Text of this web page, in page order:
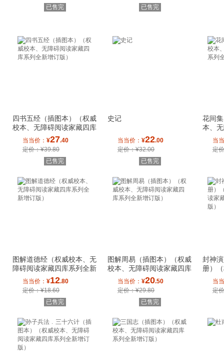
已售完
已售完
四书五经（插图本）（权威
校本、无障碍阅读家藏四库
系列全新增订
当当价： ¥27.40
定价：¥39.80
已售完
史记
当当价： ¥22.00
定价：¥32.00
已售完
花间
本、
列全
当
定
图解道德经（权威校本、无
障碍阅读家藏四库系列全新
增订版）
当当价： ¥12.80
定价：¥18.60
已售完
图解周易（插图本）（权威
校本、无障碍阅读家藏四库
系列全新增订
当当价： ¥20.50
定价：¥29.80
已售完
封神
册）
读家
当
定